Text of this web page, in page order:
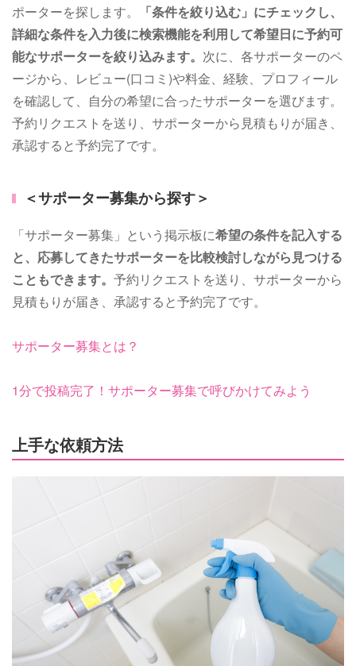
ポーターを探します。
「条件を絞り込む」にチェックし、
詳細な条件を入力後に検索機能を利用して希望日に予約可
能なサポーターを絞り込みます。 次に、各サポーターのペ
ージから、レビュー(口コミ)や料金、経験、プロフィール
を確認して、自分の希望に合ったサポーターを選びます。
予約リクエストを送り、サポーターから見積もりが届き、
承認すると予約完了です。
＜サポーター募集から探す＞
「サポーター募集」という掲示板に希望の条件を記入する
と、応募してきたサポーターを比較検討しながら見つける
こともできます。 予約リクエストを送り、サポーターから
見積もりが届き、承認すると予約完了です。
サポーター募集とは？
1分で投稿完了！サポーター募集で呼びかけてみよう
上手な依頼方法